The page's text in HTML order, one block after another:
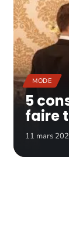
MODE
5
faire
11 mars